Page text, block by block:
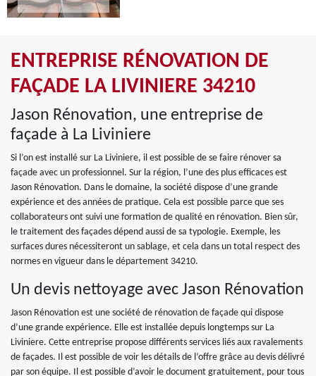
ENTREPRISE RÉNOVATION DE
FAÇADE LA LIVINIERE 34210
Jason Rénovation, une entreprise de
façade à La Liviniere
Si l’on est installé sur La Liviniere, il est possible de se faire rénover sa
façade avec un professionnel. Sur la région, l’une des plus efficaces est
Jason Rénovation. Dans le domaine, la société dispose d’une grande
expérience et des années de pratique. Cela est possible parce que ses
collaborateurs ont suivi une formation de qualité en rénovation. Bien sûr,
le traitement des façades dépend aussi de sa typologie. Exemple, les
surfaces dures nécessiteront un sablage, et cela dans un total respect des
normes en vigueur dans le département 34210.
Un devis nettoyage avec Jason Rénovation
Jason Rénovation est une société de rénovation de façade qui dispose
d’une grande expérience. Elle est installée depuis longtemps sur La
Liviniere. Cette entreprise propose différents services liés aux ravalements
de façades. Il est possible de voir les détails de l’offre grâce au devis délivré
par son équipe. Il est possible d’avoir le document gratuitement, pour tous